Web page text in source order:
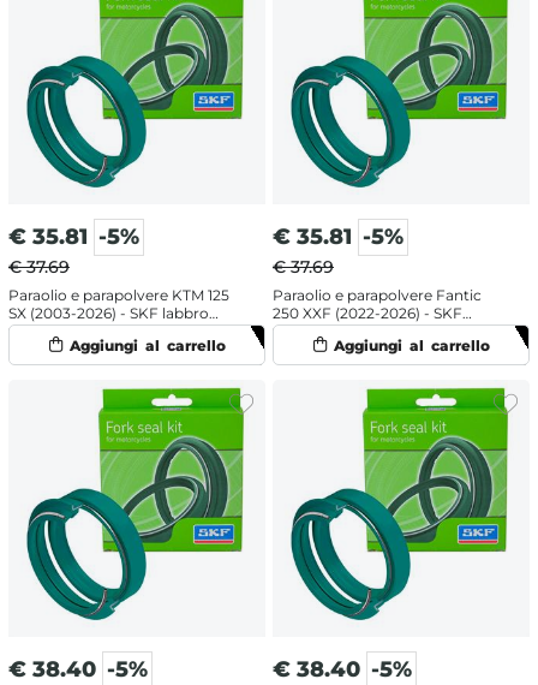
€ 35.81 -5%
€ 37.69
Paraolio e parapolvere KTM 125
SX (2003-2026) - SKF labbro
doppio
€ 35.81 -5%
€ 37.69
Paraolio e parapolvere Fantic
250 XXF (2022-2026) - SKF
labbro doppio
€ 38.40 -5% € 38.40 -5%